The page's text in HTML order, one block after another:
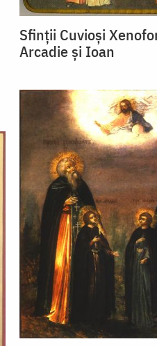
Sfinții Cuvioși
Arcadie și Ioan